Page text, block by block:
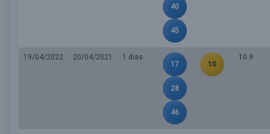
40
45
19/04/2022 20/04/2021
1 dias
17
28
46
10
10.9